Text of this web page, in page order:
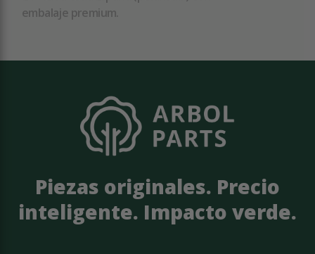
embalaje premium.
Piezas originales. Precio
inteligente. Impacto verde.